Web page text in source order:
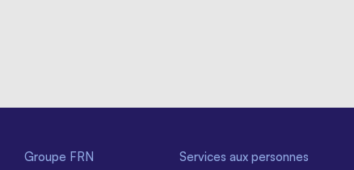
Groupe FRN Services aux personnes